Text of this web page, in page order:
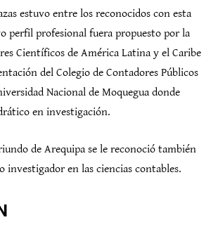
estuvo entre los reconocidos con esta
perfil profesional fuera propuesto por la
Científicos de América Latina y el Caribe
del Colegio de Contadores Públicos
Nacional de Moquegua donde
en investigación.
de Arequipa se le reconoció también
investigador en las ciencias contables.